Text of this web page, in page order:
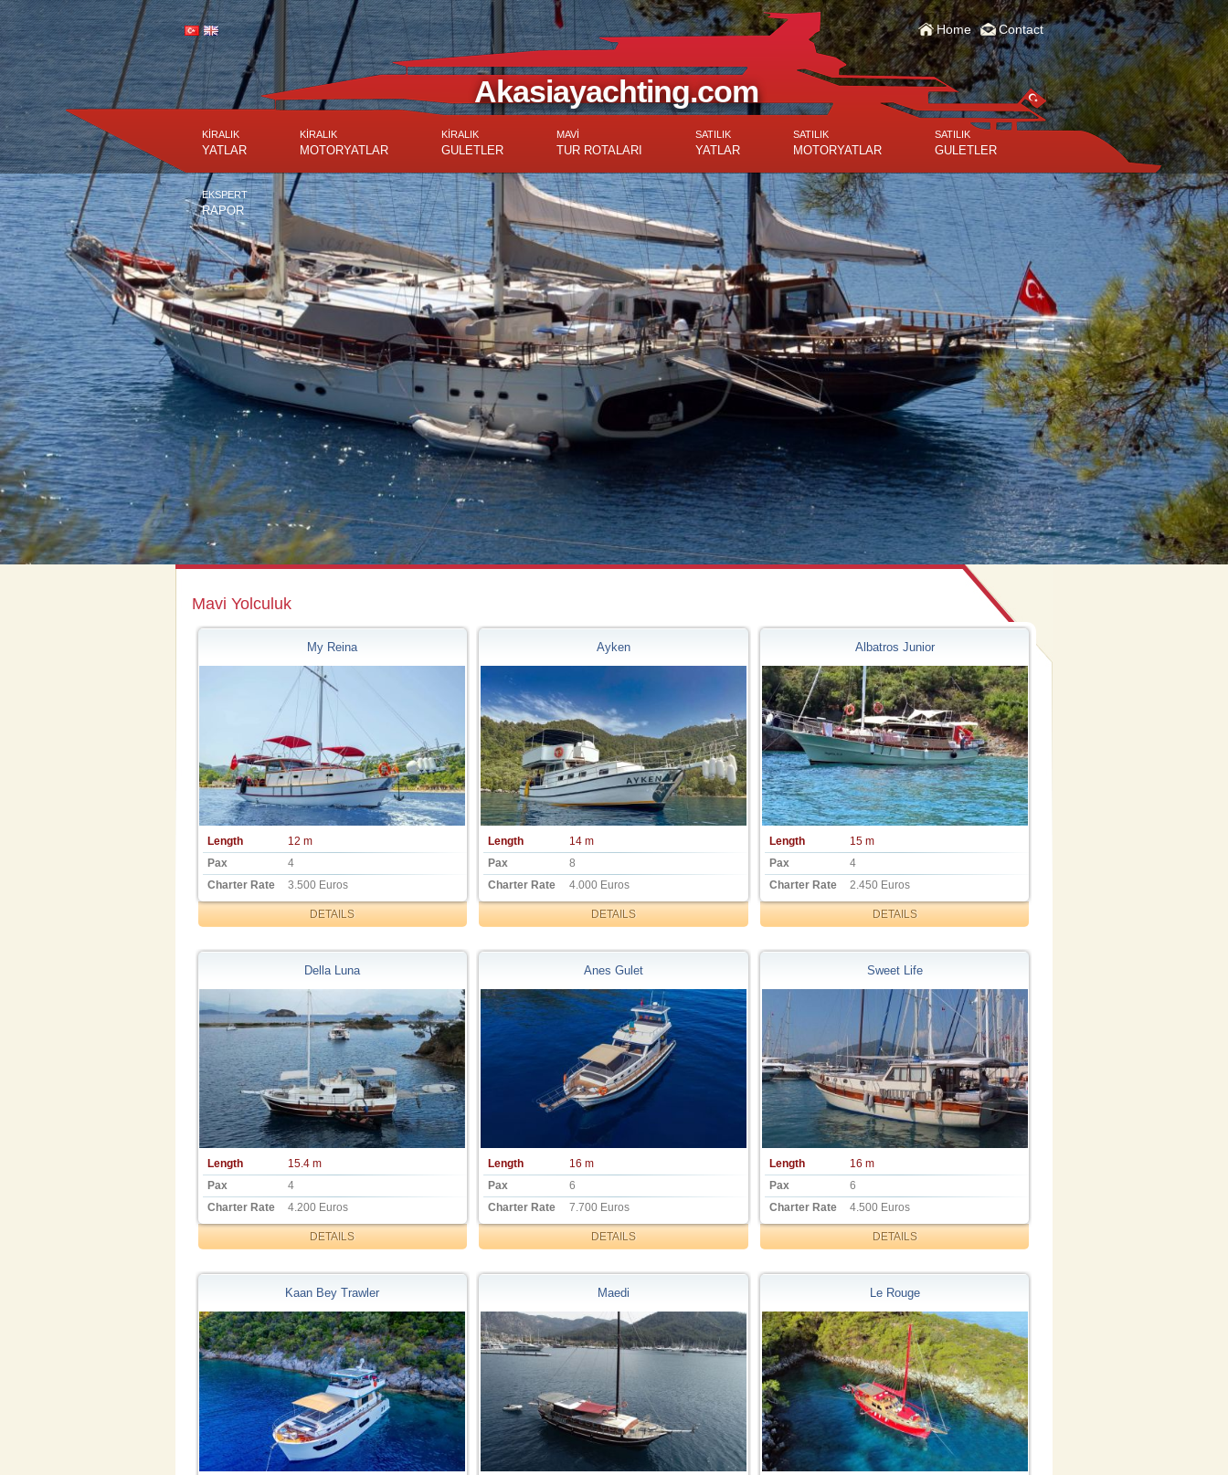
Home Contact
Akasiayachting.com
KİRALIK
YATLAR
KİRALIK
MOTORYATLAR
KİRALIK
GULETLER
MAVİ
TUR ROTALARI
SATILIK
YATLAR
SATILIK
MOTORYATLAR
SATILIK
GULETLER
EKSPERT
RAPOR
Mavi Yolculuk
My Reina
Length
12 m
Pax
4
Charter Rate
3.500 Euros
DETAILS
Ayken
Length
14 m
Pax
8
Charter Rate
4.000 Euros
DETAILS
Albatros Junior
Length
15 m
Pax
4
Charter Rate
2.450 Euros
DETAILS
Della Luna
Length
15.4 m
Pax
4
Charter Rate
4.200 Euros
DETAILS
Anes Gulet
Length
16 m
Pax
6
Charter Rate
7.700 Euros
DETAILS
Sweet Life
Length
16 m
Pax
6
Charter Rate
4.500 Euros
DETAILS
Kaan Bey Trawler Maedi Le Rouge